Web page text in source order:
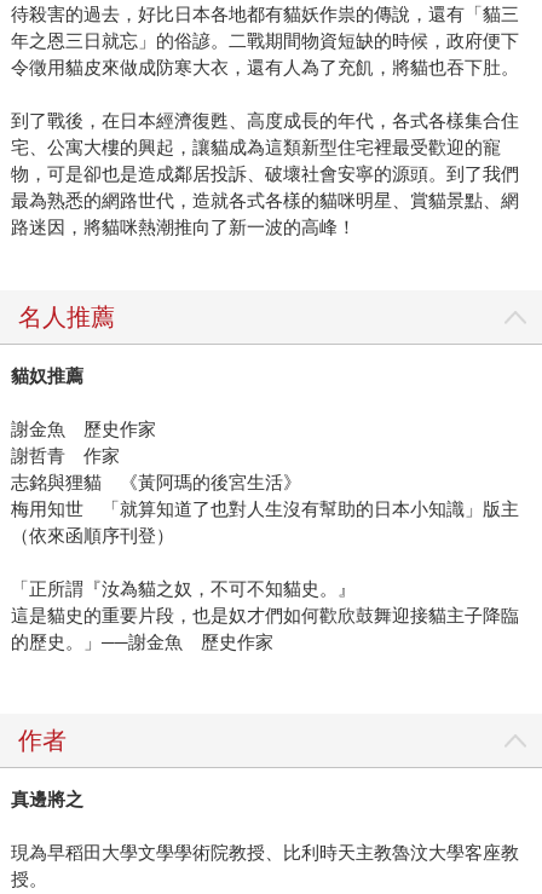
待殺害的過去，好比日本各地都有貓妖作祟的傳說，還有「貓三
年之恩三日就忘」的俗諺。二戰期間物資短缺的時候，政府便下
令徵用貓皮來做成防寒大衣，還有人為了充飢，將貓也吞下肚。
到了戰後，在日本經濟復甦、高度成長的年代，各式各樣集合住
宅、公寓大樓的興起，讓貓成為這類新型住宅裡最受歡迎的寵
物，可是卻也是造成鄰居投訴、破壞社會安寧的源頭。到了我們
最為熟悉的網路世代，造就各式各樣的貓咪明星、賞貓景點、網
路迷因，將貓咪熱潮推向了新一波的高峰！
名人推薦
貓奴推薦
謝金魚 歷史作家
謝哲青 作家
志銘與狸貓 《黃阿瑪的後宮生活》
梅用知世 「就算知道了也對人生沒有幫助的日本小知識」版主
（依來函順序刊登）
「正所謂『汝為貓之奴，不可不知貓史。』
這是貓史的重要片段，也是奴才們如何歡欣鼓舞迎接貓主子降臨
的歷史。」──謝金魚 歷史作家
作者
真邊將之
現為早稻田大學文學學術院教授、比利時天主教魯汶大學客座教
授。